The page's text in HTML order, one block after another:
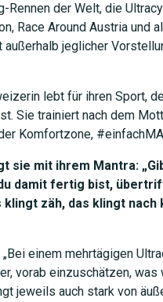
Rennen der Welt, die
Race Around Austria und
jeglicher
lebt für ihren Sport,
Sie trainiert nach dem
Komfortzone,
sie mit ihrem Mantra:
damit fertig bist,
klingt zäh, das klingt nach
einem mehrtägigen
vorab einzuschätzen, was
jeweils auch stark von